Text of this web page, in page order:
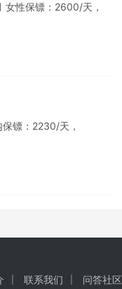
性保镖：2600/天，
镖：2230/天，
联系我们 问答社区